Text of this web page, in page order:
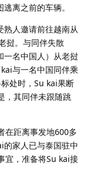
离之前的车辆。
人邀请前往越南从
挝。与同伴失散
一名中国人）从老挝
与一名中国同伴乘
处时，Su kai果断
，其同伴未跟随跳
在距离事发地600多
的家人已与泰国驻中
宜，准备将Su kai接